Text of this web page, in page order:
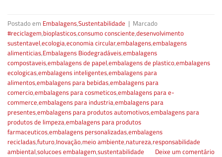
Postado em Embalagens,Sustentabilidade | Marcado
#reciclagem,bioplasticos,consumo consciente,desenvolvimento
sustentavel,ecologia,economia circular,embalagens,embalagens
alimenticias,Embalagens Biodegradáveis,embalagens
compostaveis,embalagens de papel,embalagens de plastico,embalagens
ecologicas,embalagens inteligentes,embalagens para
alimentos,embalagens para bebidas,embalagens para
comercio,embalagens para cosmeticos,embalagens para e-
commerce,embalagens para industria,embalagens para
presentes,embalagens para produtos automotivos,embalagens para
produtos de limpeza,embalagens para produtos
farmaceuticos,embalagens personalizadas,embalagens
recicladas,futuro,Inovação,meio ambiente,natureza,responsabilidade
ambiental,solucoes embalagem,sustentabilidade Deixe um comentário